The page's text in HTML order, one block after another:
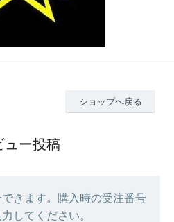
ショップへ戻る
ュー投稿
きます。購入時の受注番号
してください。